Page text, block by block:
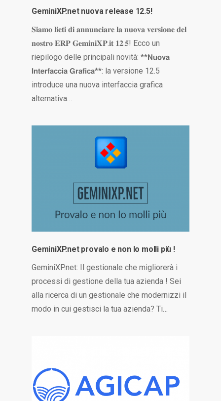
GeminiXP.net nuova release 12.5!
𝐒𝐢𝐚𝐦𝐨 𝐥𝐢𝐞𝐭𝐢 𝐝𝐢 𝐚𝐧𝐧𝐮𝐧𝐜𝐢𝐚𝐫𝐞 𝐥𝐚 𝐧𝐮𝐨𝐯𝐚 𝐯𝐞𝐫𝐬𝐢𝐨𝐧𝐞 𝐝𝐞𝐥
𝐧𝐨𝐬𝐭𝐫𝐨 𝐄𝐑𝐏 𝐆𝐞𝐦𝐢𝐧𝐢𝐗𝐏.𝐢𝐭 𝟏𝟐.𝟓! Ecco un
riepilogo delle principali novità: **𝗡𝘂𝗼𝘃𝗮
𝗜𝗻𝘁𝗲𝗿𝗳𝗮𝗰𝗰𝗶𝗮 𝗚𝗿𝗮𝗳𝗶𝗰𝗮**: la versione 12.5
introduce una nuova interfaccia grafica
alternativa…
GeminiXP.net provalo e non lo molli più !
GeminiXP.net: Il gestionale che migliorerà i
processi di gestione della tua azienda ! Sei
alla ricerca di un gestionale che modernizzi il
modo in cui gestisci la tua azienda? Ti…